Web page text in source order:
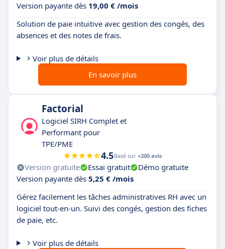
Version payante dès 19,00 € /mois
Solution de paie intuitive avec gestion des congés, des
absences et des notes de frais.
Voir plus de détails
En savoir plus
Factorial
Logiciel SIRH Complet et
Performant pour
TPE/PME
4.5Basé sur +200 avis
Version gratuite Essai gratuit
Démo gratuite
Version payante dès 5,25 € /mois
Gérez facilement les tâches administratives RH avec un
logiciel tout-en-un. Suivi des congés, gestion des fiches
de paie, etc.
Voir plus de détails